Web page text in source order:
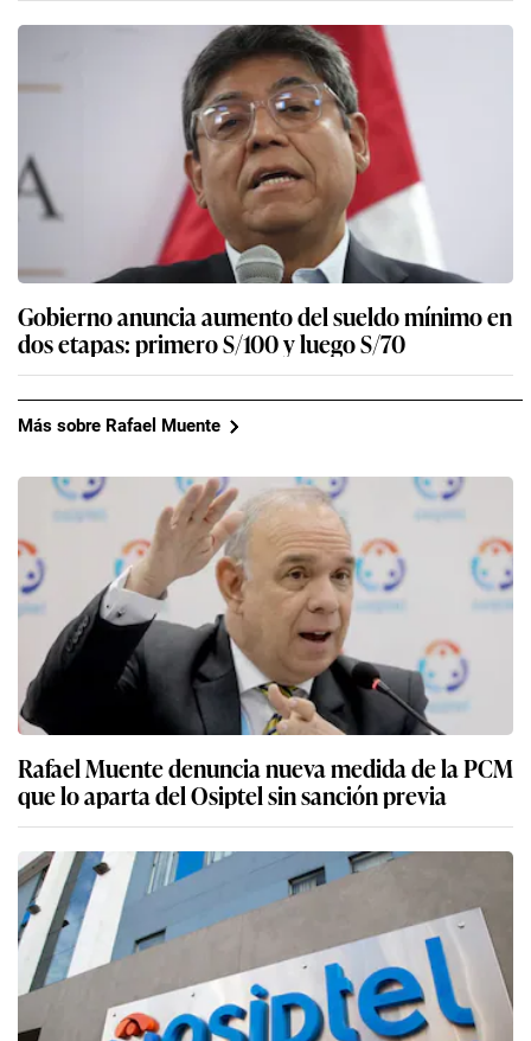
Gobierno anuncia aumento del sueldo mínimo en
dos etapas: primero S/100 y luego S/70
Más sobre Rafael Muente
Rafael Muente denuncia nueva medida de la PCM
que lo aparta del Osiptel sin sanción previa